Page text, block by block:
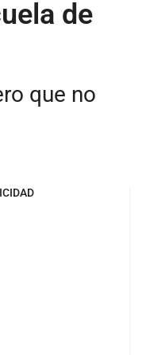
de
que no